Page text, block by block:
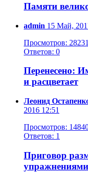
Памяти
admin 15 Май,
Просмотров:
Ответов: 0
Перенесено:
и расцветает
Леонид
2016 12:51
Просмотров:
Ответов: 1
Приговор
упражнениями